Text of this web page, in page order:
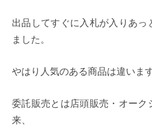
出品してすぐに入札が入りあ
ました。
やはり人気のある商品は違いま
委託販売とは店頭販売・オーク
来、